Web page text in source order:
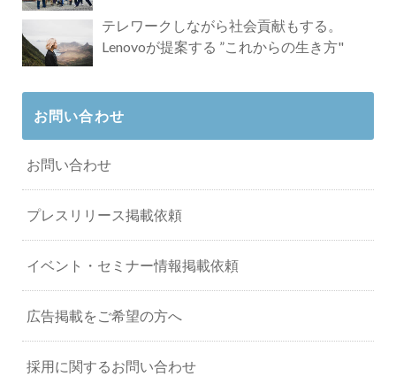
テレワークしながら社会貢献もする。
Lenovoが提案する ”これからの生き方"
お問い合わせ
お問い合わせ
プレスリリース掲載依頼
イベント・セミナー情報掲載依頼
広告掲載をご希望の方へ
採用に関するお問い合わせ